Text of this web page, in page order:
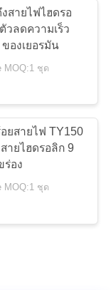
ยไฟ
24
สายไฟไฮดรอ
วลดความเร็ว
ของเยอรมัน
MOQ:1 ชุด
ยสายไฟ TY150
สายไฮดรอลิก 9
ร่อง
MOQ:1 ชุด